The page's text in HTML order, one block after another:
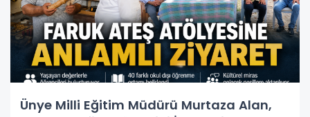
Ünye Milli Eğitim Müdürü Murtaza Alan,